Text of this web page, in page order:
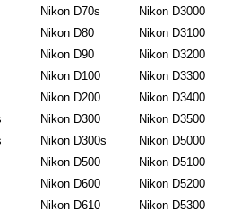
Nikon D70s
Nikon D80
Nikon D90
Nikon D100
Nikon D200
Nikon D300
Nikon D300s
Nikon D500
Nikon D600
Nikon D610
Nikon D3000
Nikon D3100
Nikon D3200
Nikon D3300
Nikon D3400
Nikon D3500
Nikon D5000
Nikon D5100
Nikon D5200
Nikon D5300